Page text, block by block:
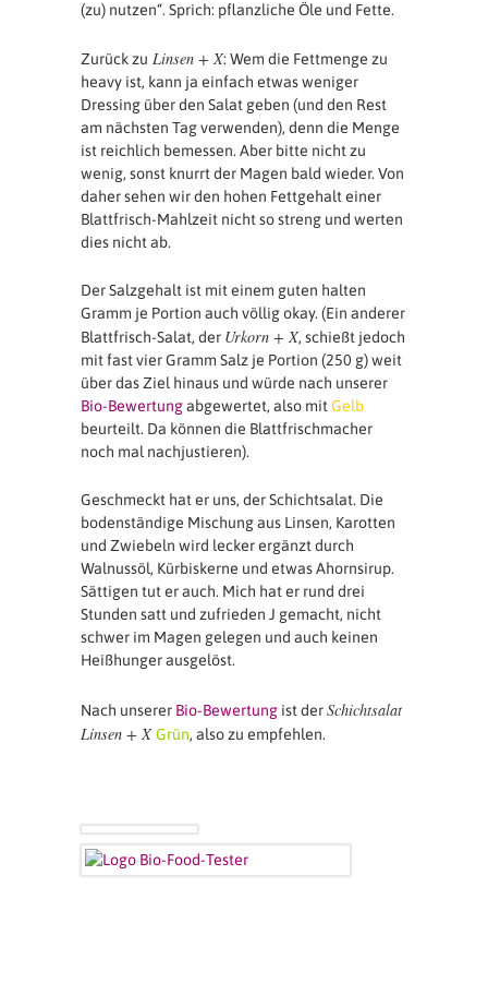
(zu) nutzen“. Sprich: pflanzliche Öle und Fette.
Zurück zu Linsen + X: Wem die Fettmenge zu
heavy ist, kann ja einfach etwas weniger
Dressing über den Salat geben (und den Rest
am nächsten Tag verwenden), denn die Menge
ist reichlich bemessen. Aber bitte nicht zu
wenig, sonst knurrt der Magen bald wieder. Von
daher sehen wir den hohen Fettgehalt einer
Blattfrisch-Mahlzeit nicht so streng und werten
dies nicht ab.
Der Salzgehalt ist mit einem guten halten
Gramm je Portion auch völlig okay. (Ein anderer
Blattfrisch-Salat, der Urkorn + X, schießt jedoch
mit fast vier Gramm Salz je Portion (250 g) weit
über das Ziel hinaus und würde nach unserer
Bio-Bewertungabgewertet, also mitGelb
beurteilt. Da können die Blattfrischmacher
noch mal nachjustieren).
Geschmeckt hat er uns, der Schichtsalat. Die
bodenständige Mischung aus Linsen, Karotten
und Zwiebeln wird lecker ergänzt durch
Walnussöl, Kürbiskerne und etwas Ahornsirup.
Sättigen tut er auch. Mich hat er rund drei
Stunden satt und zufrieden J gemacht, nicht
schwer im Magen gelegen und auch keinen
Heißhunger ausgelöst.
Nach unserer Bio-Bewertung ist derSchichtsalat
Linsen + XGrün, also zu empfehlen.